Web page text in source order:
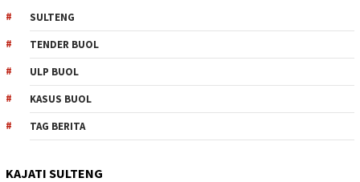
SULTENG
TENDER BUOL
ULP BUOL
KASUS BUOL
TAG BERITA
KAJATI SULTENG